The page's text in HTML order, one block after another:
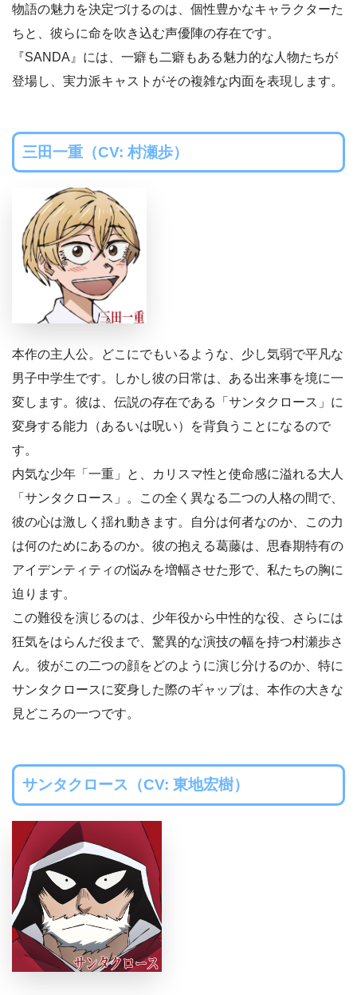
物語の魅力を決定づけるのは、個性豊かなキャラクターた
ちと、彼らに命を吹き込む声優陣の存在です。
『SANDA』には、一癖も二癖もある魅力的な人物たちが
登場し、実力派キャストがその複雑な内面を表現します。
三田一重（CV: 村瀬歩）
本作の主人公。どこにでもいるような、少し気弱で平凡な
男子中学生です。しかし彼の日常は、ある出来事を境に一
変します。彼は、伝説の存在である「サンタクロース」に
変身する能力（あるいは呪い）を背負うことになるので
す。
内気な少年「一重」と、カリスマ性と使命感に溢れる大人
「サンタクロース」。この全く異なる二つの人格の間で、
彼の心は激しく揺れ動きます。自分は何者なのか、この力
は何のためにあるのか。彼の抱える葛藤は、思春期特有の
アイデンティティの悩みを増幅させた形で、私たちの胸に
迫ります。
この難役を演じるのは、少年役から中性的な役、さらには
狂気をはらんだ役まで、驚異的な演技の幅を持つ村瀬歩さ
ん。彼がこの二つの顔をどのように演じ分けるのか、特に
サンタクロースに変身した際のギャップは、本作の大きな
見どころの一つです。
サンタクロース（CV: 東地宏樹）